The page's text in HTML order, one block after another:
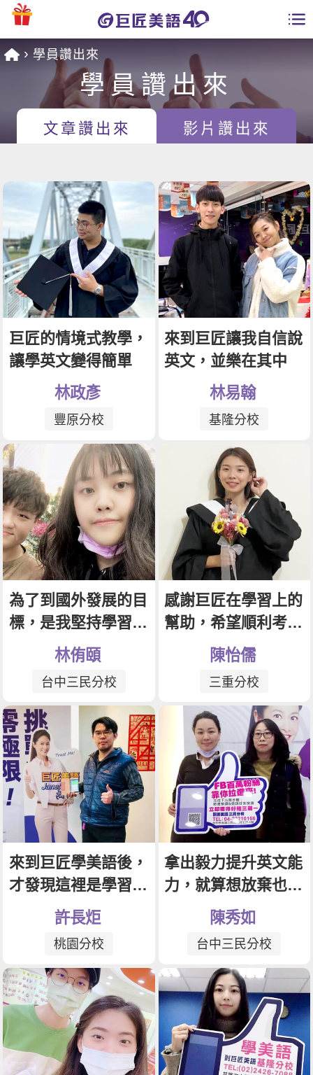
課程總覽
日語課程總表
英文會話
商用英文
英文檢定
TOEIC 多益課程
IELTS 雅思課程
GEPT 全民英檢課程
TOEFL 托福課程
能力養成
自然發音
英文聽力養成
開口溜英文
旅遊英文
基礎字彙
情境閱讀
英文文法技巧
英文寫作
Cengage TED Talks
CNN聽力強化
特色課程
英語俱樂部
Let's Talk
線上真人
西班牙語
外語即時通
兒童美語
一對一家教
企業訓練
點讀筆教材
數位學習教材
開課查詢
全國分校
免費資源
英文部落格
多益秒學堂
影音學英文
英文能力測驗
師資團隊
學習分享
學員故事
學員讚出來
活動花絮
校園贊助
學員專區
Recruiting
學員讚出來
學員讚出來
文章讚出來 影片讚出來
巨匠的情境式教學，
讓學英文變得簡單
林政彥
豐原分校
來到巨匠讓我自信說
英文，並樂在其中
林易翰
基隆分校
為了到國外發展的目
標，是我堅持學習英
文的動力
林侑頤
台中三民分校
感謝巨匠在學習上的
幫助，希望順利考上
陳怡儒
三重分校
來到巨匠學美語後，
才發現這裡是學習的
許長炬
桃園分校
拿出毅力提升英文能
力，就算想放棄也要
努力克服
陳秀如
台中三民分校